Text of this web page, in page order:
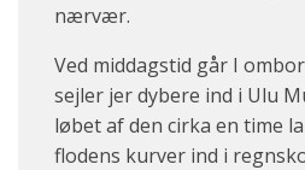
nærvær.
Ved middagstid går I
sejler jer dybere ind i Ulu
løbet af den cirka en time
flodens kurver ind i